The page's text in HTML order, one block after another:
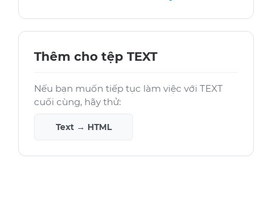
Thêm cho tệp TEXT
Nếu bạn muốn tiếp tục làm việc với TEXT
cuối cùng, hãy thử:
Text → HTML